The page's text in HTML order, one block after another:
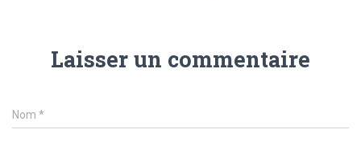
Laisser un commentaire
Nom *